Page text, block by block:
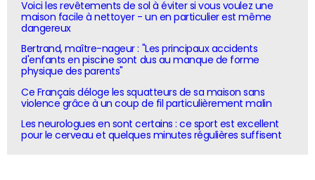
Voici les revêtements de sol à éviter si vous voulez une
maison facile à nettoyer - un en particulier est même
dangereux
Bertrand, maître-nageur : "Les principaux accidents
d'enfants en piscine sont dus au manque de forme
physique des parents"
Ce Français déloge les squatteurs de sa maison sans
violence grâce à un coup de fil particulièrement malin
Les neurologues en sont certains : ce sport est excellent
pour le cerveau et quelques minutes régulières suffisent